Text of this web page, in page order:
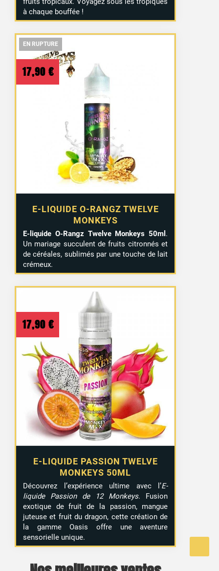
à chaque bouffée !
EN RUPTURE
EN RUPTURE
E-LIQUIDE O-RANGZ TWELVE
MONKEYS
17,90 €
E-liquide O-Rangz Twelve Monkeys 50ml .
Un mariage succulent de fruits citronnés et
de céréales, sublimés par une touche de lait
crémeux.
EN RUPTURE
E-LIQUIDE PASSION TWELVE
MONKEYS 50ML
17,90 €
Découvrez l’expérience ultime avec l’E-
liquide Passion de 12 Monkeys. Fusion
exotique de fruit de la passion, mangue
juteuse et fruit du dragon, cette création de
la gamme Oasis offre une aventure
sensorielle unique.